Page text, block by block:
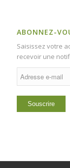
ABONNEZ-
Saisissez votre
recevoir une
Adresse